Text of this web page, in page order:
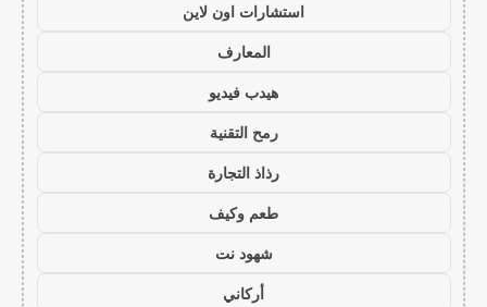
استشارات اون لاين
المعارف
هيدب فيديو
رمح التقنية
رذاذ التجارة
طعم وكيف
شهود نت
أركاني